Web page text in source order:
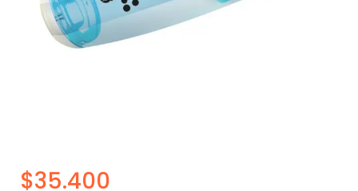
$35.400